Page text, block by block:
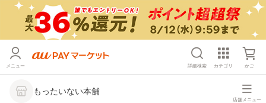
メニュー 詳細検索 カテゴリ かご
もったいない本舗
店舗メニュー